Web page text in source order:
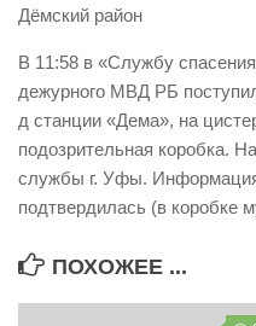
Дёмский район
В 11:58 в «Службу
дежурного МВД РБ
д станции «Дема», на
подозрительная коробка.
службы г. Уфы.
подтвердилась (в коробке
ПОХОЖЕЕ ...